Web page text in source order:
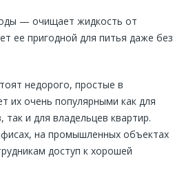
— очищает жидкость от
ее пригодной для питья даже без
недорого, простые в
их очень популярными как для
и для владельцев квартир.
на промышленных объектах
доступ к хорошей